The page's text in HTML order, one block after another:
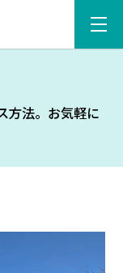
方法。お気軽に